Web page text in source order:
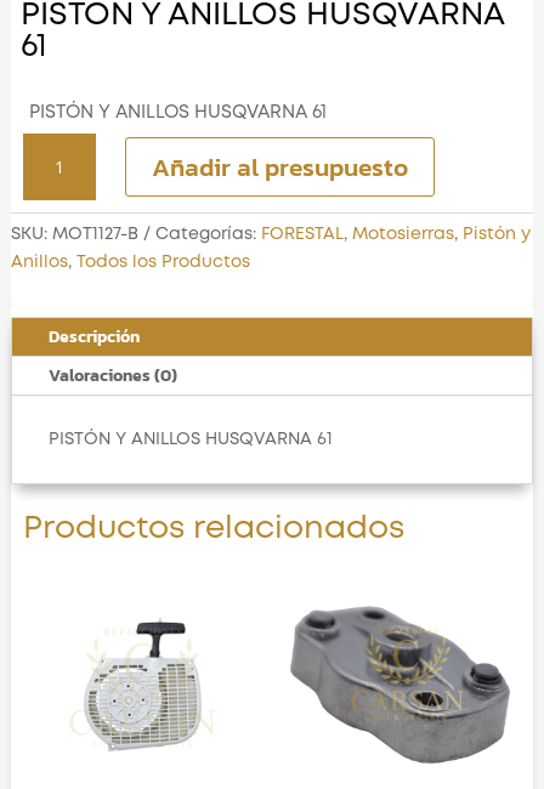
PISTÓN Y ANILLOS HUSQVARNA
61
PISTÓN Y ANILLOS HUSQVARNA 61
ANILLOS
HUSQVARNA
61
Añadir al presupuesto
SKU: MOT1127-B Categorías: FORESTAL, Motosierras, Pistón y
Anillos, Todos los Productos
Descripción
Valoraciones (0)
PISTÓN Y ANILLOS HUSQVARNA 61
Productos relacionados